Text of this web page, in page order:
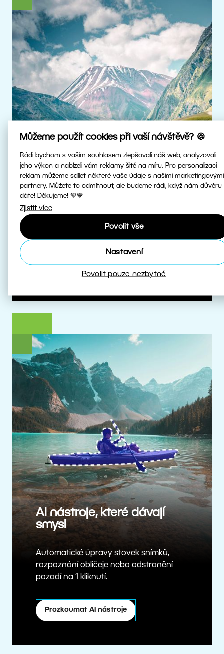
Můžeme použít cookies při vaší návštěvě? 🍪
Rádi bychom s vaším souhlasem zlepšovali náš web, analyzovali
jeho výkon a nabízeli vám reklamy šité na míru. Pro personalizaci
reklam můžeme sdílet některé vaše údaje s našimi marketingovými
partnery. Můžete to odmítnout, ale budeme rádi, když nám důvěru
dáte! Děkujeme! 💚💙
Zjistit více
Povolit vše
Nastavení
Povolit pouze nezbytné
Skutečné HDR
Upravujte HDR fotky v nejvyšší kvalitě.
Patříme mezi první fotoeditory na světě,
Více o HDR
AI nástroje, které dávají
smysl
Automatické úpravy stovek snímků,
rozpoznání obličeje nebo odstranění
pozadí na 1 kliknutí.
Prozkoumat AI nástroje